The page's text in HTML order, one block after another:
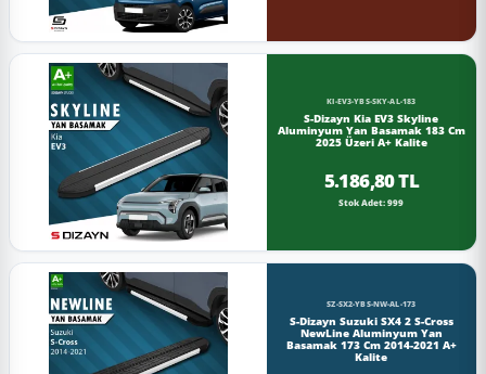
KI-EV3-YBS-SKY-AL-183
S-Dizayn Kia EV3 Skyline
Aluminyum Yan Basamak 183 Cm
2025 Üzeri A+ Kalite
5.186,80 TL
Stok Adet: 999
SZ-SX2-YBS-NW-AL-173
S-Dizayn Suzuki SX4 2 S-Cross
NewLine Aluminyum Yan
Basamak 173 Cm 2014-2021 A+
Kalite